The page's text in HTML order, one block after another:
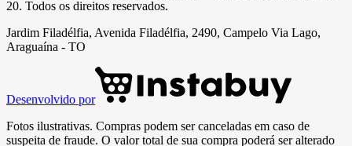
20. Todos os direitos reservados.
Jardim Filadélfia, Avenida Filadélfia, 2490, Campelo Via Lago,
Araguaína - TO
Desenvolvido por
Fotos ilustrativas. Compras podem ser canceladas em caso de
suspeita de fraude. O valor total de sua compra poderá ser alterado